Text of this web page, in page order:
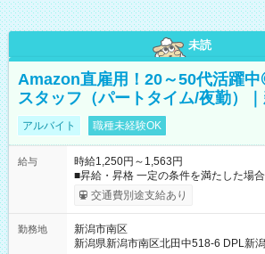
未読
Amazon直雇用！20～50代活躍
スタッフ（パートタイム/夜勤）
アルバイト 職種未経験OK
給与
時給1,250円～1,563円
■昇給・昇格 一定の条件を満たした場
まで昇給の機会があります。 ■正社員登用制度あり ※月末締/翌
月25日支払い ※時間外手当、別途支
☆Amazon直雇用で安定して働けます！ 【試用期間】試用期間
あり 試用期間の長さ：1週間 雇用形態
交通費別途支給あり
勤務地
新潟市南区
新潟県新潟市南区北田中518-6 DPL新